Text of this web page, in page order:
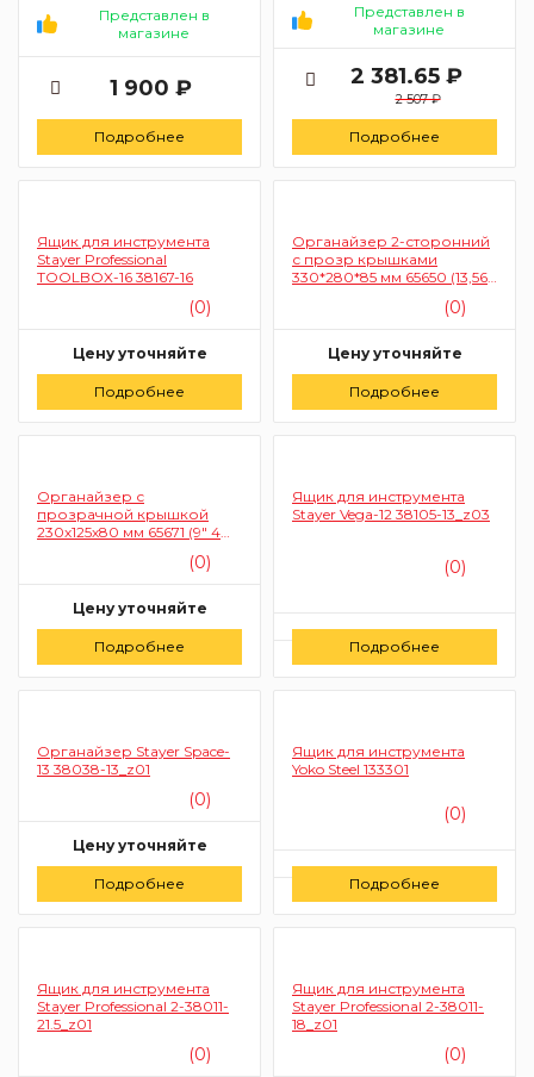
Представлен в
магазине
1 900 ₽
Подробнее
Представлен в
магазине
2 381.65 ₽
2 507 ₽
Подробнее
Ящик для инструмента
Stayer Professional
TOOLBOX-16 38167-16
(0)
Цену уточняйте
Заказать
Подробнее
Органайзер 2-сторонний
с прозр крышками
330*280*85 мм 65650 (13,56
(0)
Цену уточняйте
Заказать
Подробнее
Органайзер с
прозрачной крышкой
230х125х80 мм 65671 (9" 4
(0)
Цену уточняйте
Заказать
Подробнее
Ящик для инструмента
Stayer Vega-12 38105-13_z03
(0)
Заказать
Подробнее
Органайзер Stayer Space-
13 38038-13_z01
(0)
Цену уточняйте
Заказать
Подробнее
Ящик для инструмента
Yoko Steel 133301
(0)
Заказать
Подробнее
Ящик для инструмента
Stayer Professional 2-38011-
21.5_z01
(0)
Ящик для инструмента
Stayer Professional 2-38011-
18_z01
(0)